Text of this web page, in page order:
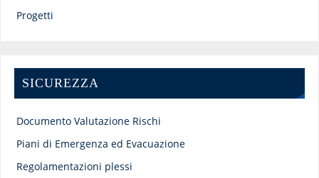
Progetti
SICUREZZA
Documento Valutazione Rischi
Piani di Emergenza ed Evacuazione
Regolamentazioni plessi